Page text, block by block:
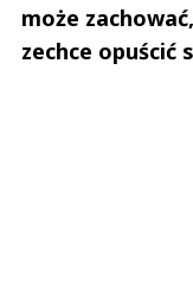
może
zechce opuścić